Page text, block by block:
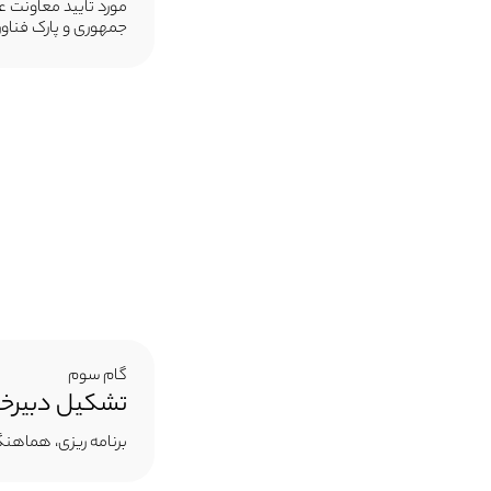
مورد تایید
جمهوری و پارک
گام سوم
تشکیل
برنامه ریزی،